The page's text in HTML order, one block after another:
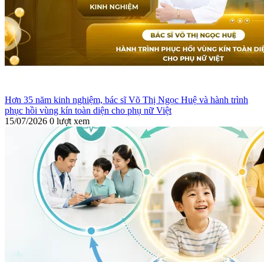
Hơn 35 năm kinh nghiệm, bác sĩ Võ Thị Ngọc Huệ và hành trình
phục hồi vùng kín toàn diện cho phụ nữ Việt
15/07/2026 0 lượt xem